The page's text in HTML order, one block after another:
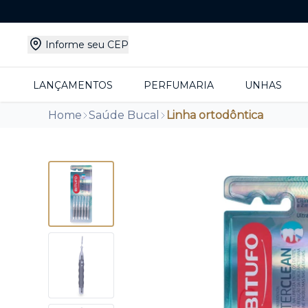
Informe seu CEP
LANÇAMENTOS PERFUMARIA UNHAS
Home Saúde Bucal Linha ortodôntica